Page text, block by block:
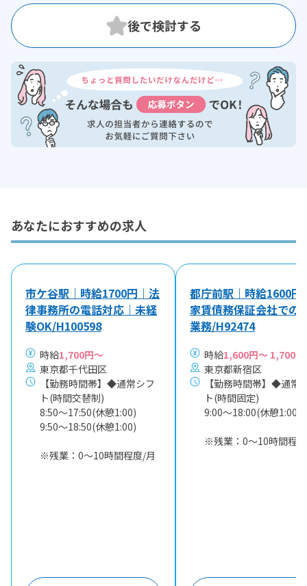
あなたにおすすめの求人
市ケ谷駅｜時給1700円｜法
律事務所の電話対応｜未経
験OK/H100598
時給1,700円～
東京都千代田区
【勤務時間帯】◆通常シフ
ト(時間交替制)
8:50〜17:50(休憩1:00)
9:50〜18:50(休憩1:00)
※残業：0〜10時間程度/月
都庁前駅｜時給1600円
家賃債務保証会社での
業務/H92474
時給1,600円～ 1,700円
東京都新宿区
【勤務時間帯】◆通常
ト(時間固定)
9:00〜18:00(休憩1:00)
※残業：0〜10時間程